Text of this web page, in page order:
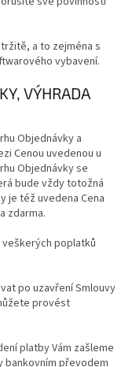
a to zejména s
vybavení.
VÝHRADA
Objednávky a
Cenou uvedenou u
Objednávky se
bude vždy totožná
je též uvedena Cena
zdarma.
veškerých poplatků
po uzavření Smlouvy
provést
platby Vám zašleme
bankovním převodem